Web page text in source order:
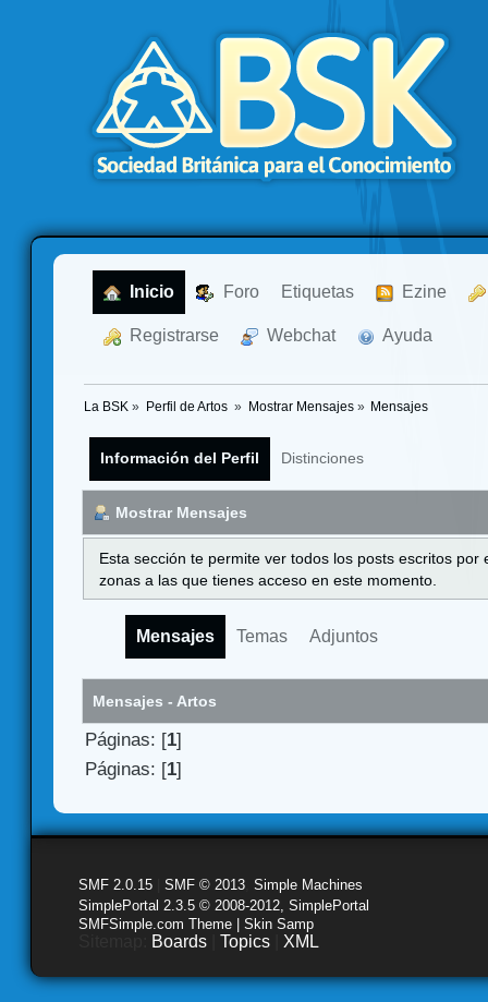
Inicio Foro Etiquetas Ezine
Registrarse Webchat Ayuda
La BSK » Perfil de Artos » Mostrar Mensajes» Mensajes
Información del Perfil Distinciones
Mostrar Mensajes
Esta sección te permite ver todos los posts escritos
zonas a las que tienes acceso en este momento.
Mensajes Temas Adjuntos
Mensajes - Artos
Páginas: [1]
Páginas: [1]
SMF 2.0.15 SMF © 2013 Simple Machines
SimplePortal 2.3.5 © 2008-2012, SimplePortal
SMFSimple.com Theme | Skin Samp
Boards Topics XML